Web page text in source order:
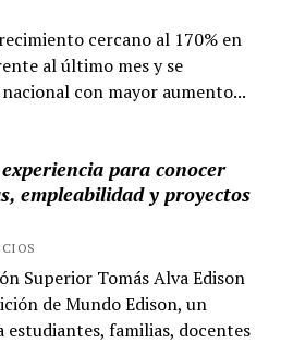
cercano al 170% en
al último mes y se
con mayor aumento...
para conocer
empleabilidad y proyectos
Superior Tomás Alva Edison
de Mundo Edison, un
familias, docentes